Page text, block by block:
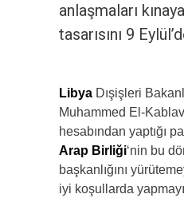
anlaşmaları
tasarısını 9
Libya Dışişleri
Muhammed El-
hesabından yaptığı
Arap Birliği‘nin bu
başkanlığını
iyi koşullarda